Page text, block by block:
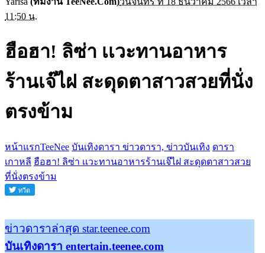
11:50 น.
ฮือฮา! ลิซ่า เเวะทานอาหาร
ร้านเจ๊ไฝ สะดุดตาสาวสวยที่นั่ง
ตรงข้าม
หน้าแรกTeeNee บันเทิงดารา ข่าวดารา, ข่าวบันเทิง ดารา
เกาหลี ฮือฮา! ลิซ่า เเวะทานอาหารร้านเจ๊ไฝ สะดุดตาสาวสวย
ที่นั่งตรงข้าม
ข่าวดาราล่าสุด star.teenee.com
บันเทิงดารา entertain.teenee.com